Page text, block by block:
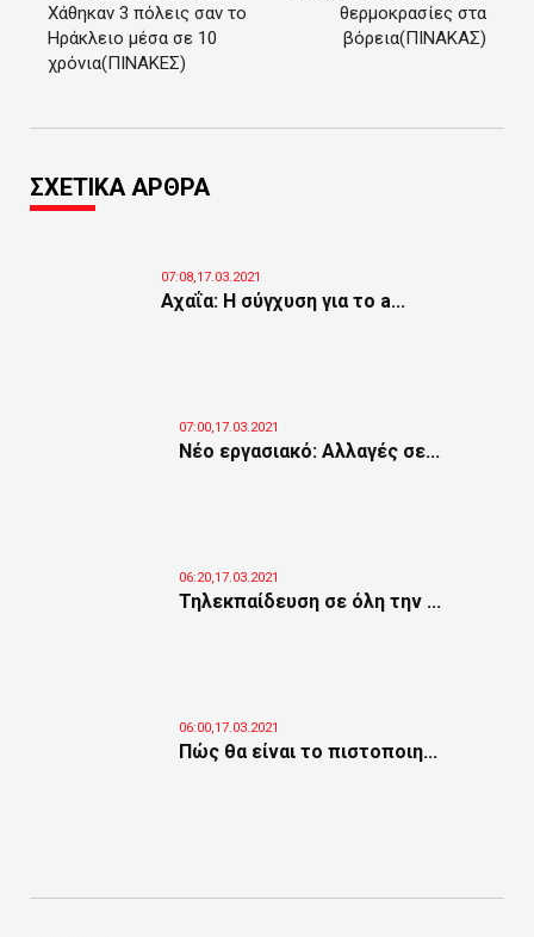
Χάθηκαν 3 πόλεις σαν το
Ηράκλειο μέσα σε 10
χρόνια(ΠΙΝΑΚΕΣ)
θερμοκρασίες στα
βόρεια(ΠΙΝΑΚΑΣ)
ΣΧΕΤΙΚΑ ΑΡΘΡΑ
07:08,17.03.2021
Αχαΐα: Η σύγχυση για το a...
07:00,17.03.2021
Νέο εργασιακό: Αλλαγές σε...
06:20,17.03.2021
Τηλεκπαίδευση σε όλη την ...
06:00,17.03.2021
Πώς θα είναι το πιστοποιη...